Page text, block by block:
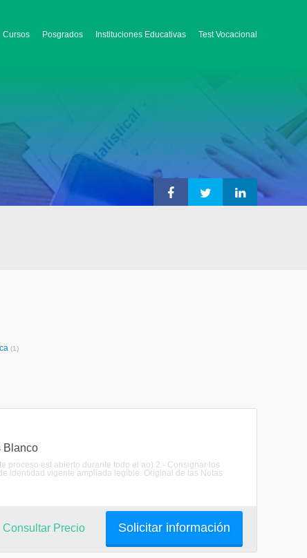
Cursos Posgrados Instituciones Educativas Test Vocacional
(1)
Blanco
proceso est abierto durante todo el ao) 2.- Consignar los
identidad vigente ampliada legible. Original de las Notas
Solicitar información
Consultar Precio